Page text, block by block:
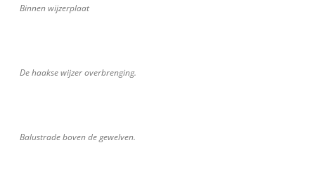
Binnen wijzerplaat
De haakse wijzer overbrenging.
Balustrade boven de gewelven.